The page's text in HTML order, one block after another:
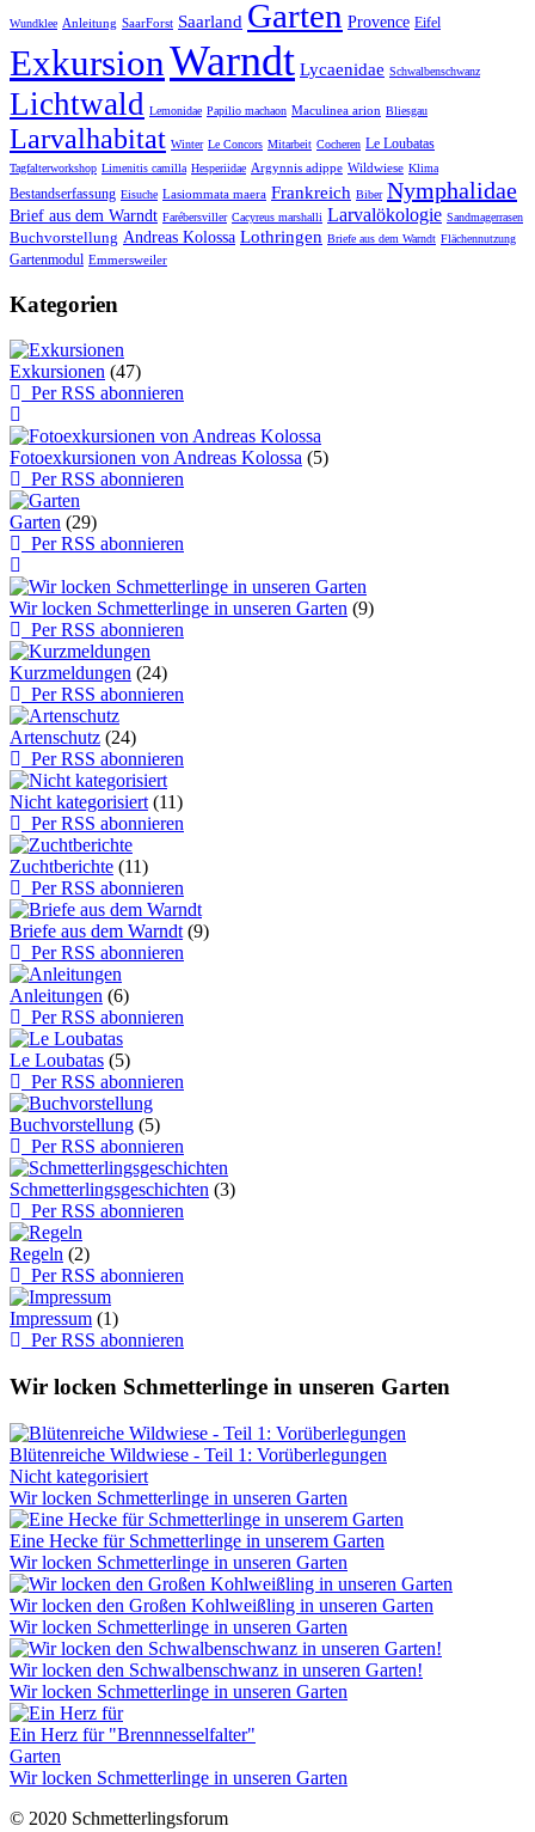
Wundklee Anleitung SaarForst Saarland Garten Provence Eifel
ExkursionWarndt Lycaenidae Schwalbenschwanz
Lichtwald Lemonidae Papilio machaon Maculinea arion Bliesgau
Larvalhabitat Winter Le Concors Mitarbeit Cocheren Le Loubatas
Tagfalterworkshop Limenitis camilla Hesperiidae Argynnis adippe Wildwiese Klima
Bestandserfassung Eisuche Lasiommata maera Frankreich Biber Nymphalidae
Brief aus dem Warndt Farébersviller Cacyreus marshalli Larvalökologie Sandmagerrasen
Buchvorstellung Andreas Kolossa Lothringen Briefe aus dem Warndt Flächennutzung
Gartenmodul Emmersweiler
Kategorien
Exkursionen (47)
Per RSS abonnieren
Fotoexkursionen von Andreas Kolossa (5)
Per RSS abonnieren
Garten (29)
Per RSS abonnieren
Wir locken Schmetterlinge in unseren Garten (9)
Per RSS abonnieren
Kurzmeldungen (24)
Per RSS abonnieren
Artenschutz (24)
Per RSS abonnieren
Nicht kategorisiert (11)
Per RSS abonnieren
Zuchtberichte (11)
Per RSS abonnieren
Briefe aus dem Warndt (9)
Per RSS abonnieren
Anleitungen (6)
Per RSS abonnieren
Le Loubatas (5)
Per RSS abonnieren
Buchvorstellung (5)
Per RSS abonnieren
Schmetterlingsgeschichten (3)
Per RSS abonnieren
Regeln (2)
Per RSS abonnieren
Impressum (1)
Per RSS abonnieren
Wir locken Schmetterlinge in unseren Garten
Blütenreiche Wildwiese - Teil 1: Vorüberlegungen
Nicht kategorisiert
Wir locken Schmetterlinge in unseren Garten
Eine Hecke für Schmetterlinge in unserem Garten
Wir locken Schmetterlinge in unseren Garten
Wir locken den Großen Kohlweißling in unseren Garten
Wir locken Schmetterlinge in unseren Garten
Wir locken den Schwalbenschwanz in unseren Garten!
Wir locken Schmetterlinge in unseren Garten
Ein Herz für "Brennnesselfalter"
Garten
Wir locken Schmetterlinge in unseren Garten
© 2020 Schmetterlingsforum